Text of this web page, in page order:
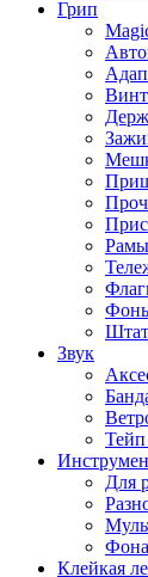
Грип
Рамы
Звук
Для
Клейкая